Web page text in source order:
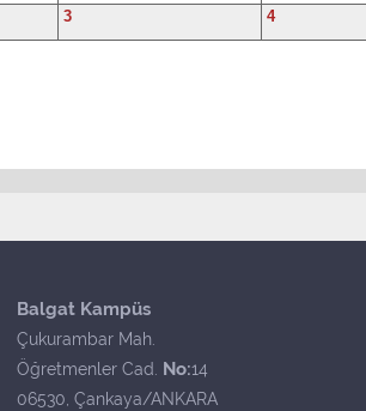
3 4
Balgat Kampüs
Çukurambar Mah.
Öğretmenler Cad. No:14
06530, Çankaya/ANKARA